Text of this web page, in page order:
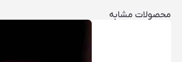
محصولات مشابه